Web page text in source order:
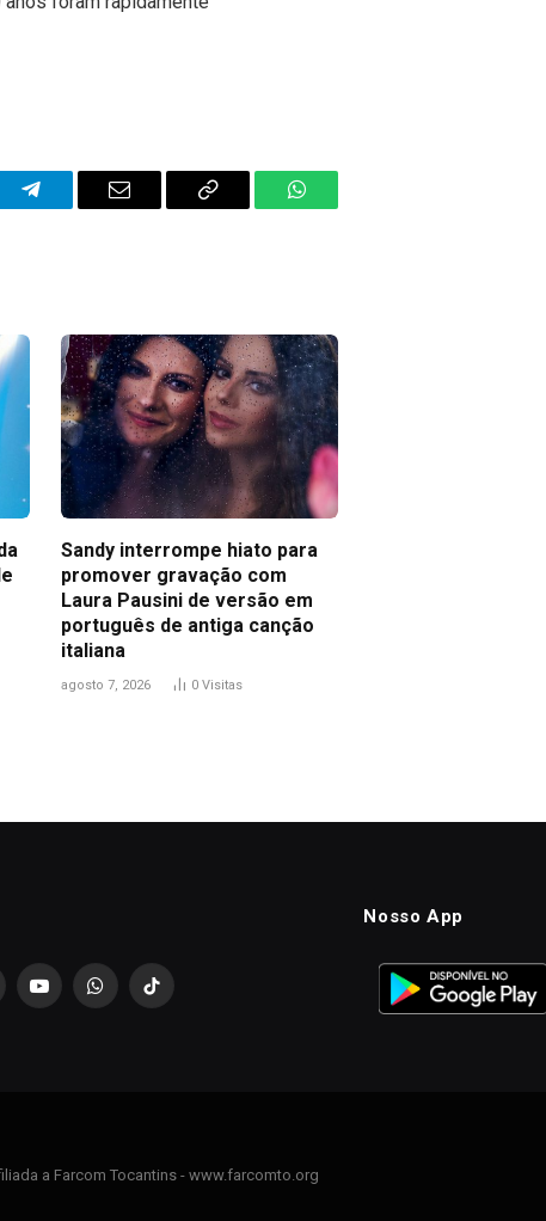
Telegram Email
Copy
WhatsApp
Sandy interrompe hiato para
promover gravação com
Laura Pausini de versão em
português de antiga canção
italiana
agosto 7, 2026 0 Visitas
YouTubeWhatsAppTikTok
Nosso App
a Farcom Tocantins - www.farcomto.org